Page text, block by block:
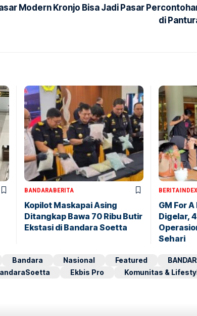
Modern Kronjo Bisa Jadi Pasar
di
BANDARABERITA
Kopilot Maskapai Asing
Ditangkap Bawa 70 Ribu Butir
Ekstasi di Bandara Soetta
BERITAINDEX
GM For
Digelar,
Sehari
Bandara Nasional Featured
Ekbis Pro Komunitas &